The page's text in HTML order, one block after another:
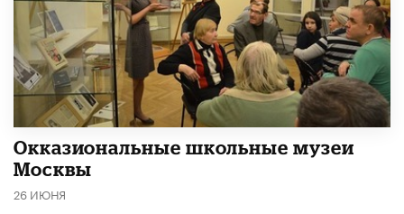
​Окказиональные школьные музеи
Москвы
26 ИЮНЯ